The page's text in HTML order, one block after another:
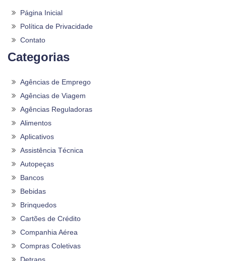
Página Inicial
Política de Privacidade
Contato
Categorias
Agências de Emprego
Agências de Viagem
Agências Reguladoras
Alimentos
Aplicativos
Assistência Técnica
Autopeças
Bancos
Bebidas
Brinquedos
Cartões de Crédito
Companhia Aérea
Compras Coletivas